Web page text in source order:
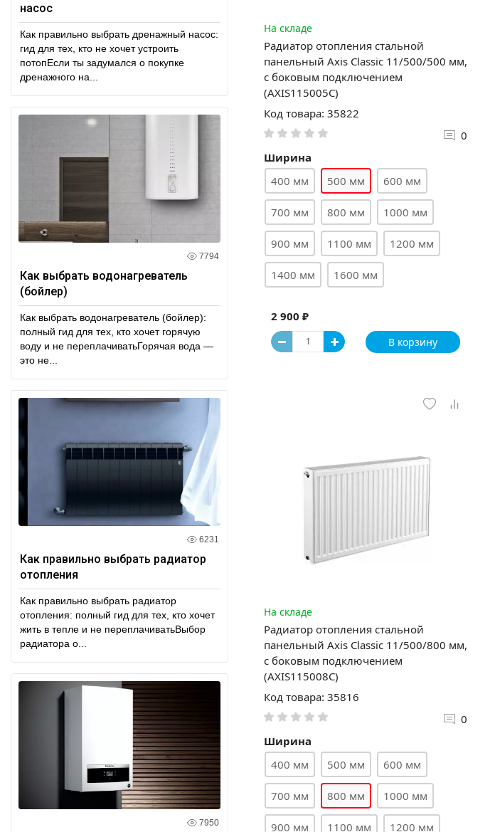
насос
Как правильно выбрать дренажный насос:
гид для тех, кто не хочет устроить
потопЕсли ты задумался о покупке
дренажного на...
7794
Как выбрать водонагреватель
(бойлер)
Как выбрать водонагреватель (бойлер):
полный гид для тех, кто хочет горячую
воду и не переплачиватьГорячая вода —
это не...
6231
Как правильно выбрать радиатор
отопления
Как правильно выбрать радиатор
отопления: полный гид для тех, кто хочет
жить в тепле и не переплачиватьВыбор
радиатора о...
7950
На складе
Радиатор отопления стальной
панельный Axis Classic 11/500/500 мм,
с боковым подключением
(AXIS115005C)
Код товара: 35822
0
Ширина
400 мм
500 мм 600 мм
700 мм 800 мм 1000 мм
900 мм 1100 мм 1200 мм
1400 мм 1600 мм
2 900 ₽
В корзину
На складе
Радиатор отопления стальной
панельный Axis Classic 11/500/800 мм,
с боковым подключением
(AXIS115008C)
Код товара: 35816
0
Ширина
400 мм
500 мм 600 мм
700 мм 800 мм 1000 мм
900 мм 1100 мм 1200 мм